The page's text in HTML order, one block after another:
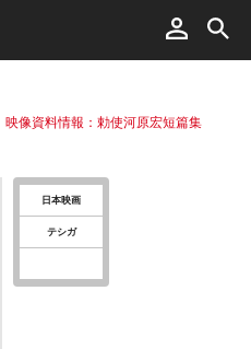
映像資料情報：勅使河原宏短篇集
日本映画
テシガ